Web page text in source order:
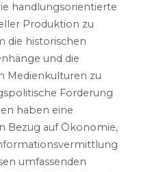
handlungsorientierte
Produktion zu
die historischen
und die
Medienkulturen zu
Forderung
haben eine
Bezug auf Ökonomie,
umfassenden